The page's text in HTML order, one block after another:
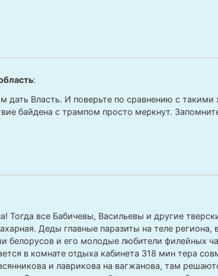
:
дать Власть. И поверьте по сравнению с
байдена с трампом просто меркнут.
Тогда все Бабичевы, Васильевы и другие
Деды главные паразиты на теле региона,
белорусов и его молодые любители филейных
в комнате отдыха кабинета 318 мин тера
и лаврикова на вагжанова, там